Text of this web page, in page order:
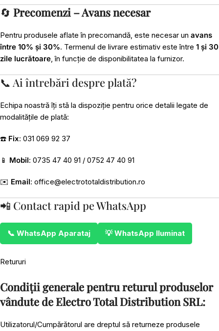
🔄 Precomenzi – Avans necesar
Pentru produsele aflate în precomandă, este necesar un avans
între 10% și 30%. Termenul de livrare estimativ este între 1 și 30
zile lucrătoare, în funcție de disponibilitatea la furnizor.
📞 Ai întrebări despre plată?
Echipa noastră îți stă la dispoziție pentru orice detalii legate de
modalitățile de plată:
☎️ Fix: 031 069 92 37
📱 Mobil: 0735 47 40 91 / 0752 47 40 91
✉️ Email: office@electrototaldistribution.ro
📲 Contact rapid pe WhatsApp
📞 WhatsApp Aparataj 💡 WhatsApp Iluminat
Retururi
Condiții generale pentru returul produselor
vândute de Electro Total Distribution SRL:
Utilizatorul/Cumpărătorul are dreptul să returneze produsele